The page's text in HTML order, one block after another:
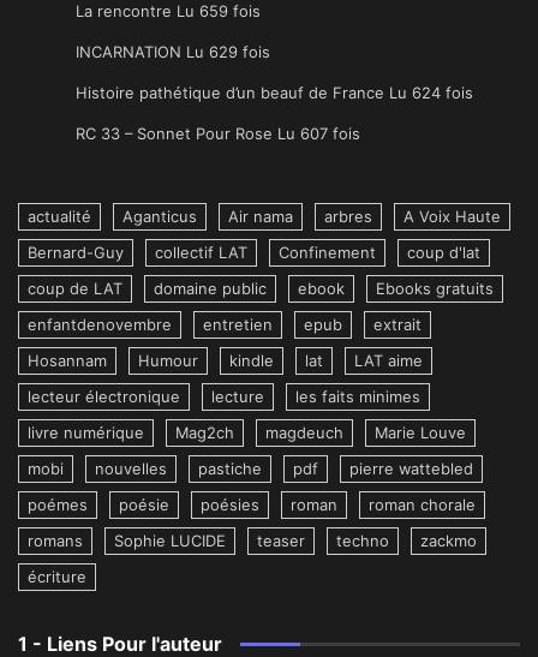
La rencontre Lu 659 fois
INCARNATION Lu 629 fois
Histoire pathétique d’un beauf de France Lu 624 fois
RC 33 – Sonnet Pour Rose Lu 607 fois
actualité Aganticus Air nama arbres
A Voix Haute
Bernard-Guy
collectif LAT Confinement
coup d'lat
coup de LAT
domaine public ebook
Ebooks gratuits
enfantdenovembre
entretien epub
extrait
Hosannam
Humour kindle lat
LAT aime
lecteur électronique
lecture
les faits minimes
livre numérique
Mag2ch magdeuch
Marie Louve
mobi
nouvelles pastiche pdf
pierre wattebled
poémes
poésie poésies roman
roman chorale
romans
Sophie LUCIDE teaser techno
zackmo
écriture
1 - Liens Pour l'auteur